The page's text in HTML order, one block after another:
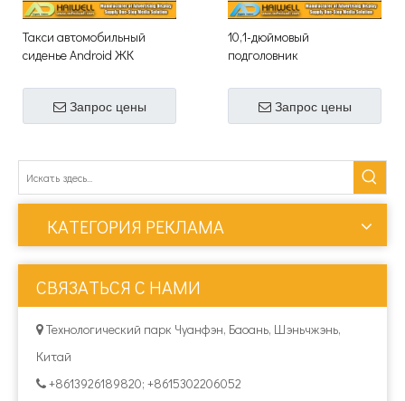
Такси автомобильный
сиденье Android ЖК
Запрос цены
10,1-дюймовый
подголовник
автомобиля такси с
сенсорным цифровым ЖК-
дисплеем
Запрос цены
КАТЕГОРИЯ РЕКЛАМА
СВЯЗАТЬСЯ С НАМИ
 Технологический парк Чуанфэн, Баоань, Шэньчжэнь,
Китай
 +8613926189820; +8615302206052